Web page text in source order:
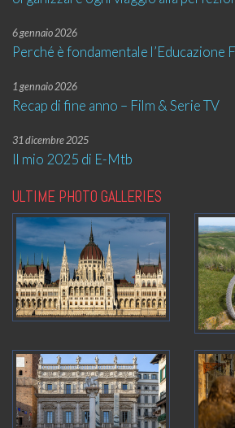
6 gennaio 2026
Perché è fondamentale l’Educazione
1 gennaio 2026
Recap di fine anno – Film & Serie TV
31 dicembre 2025
Il mio 2025 di E-Mtb
ULTIME PHOTO GALLERIES